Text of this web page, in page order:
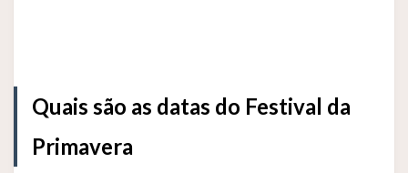
Quais são as datas do Festival da
Primavera